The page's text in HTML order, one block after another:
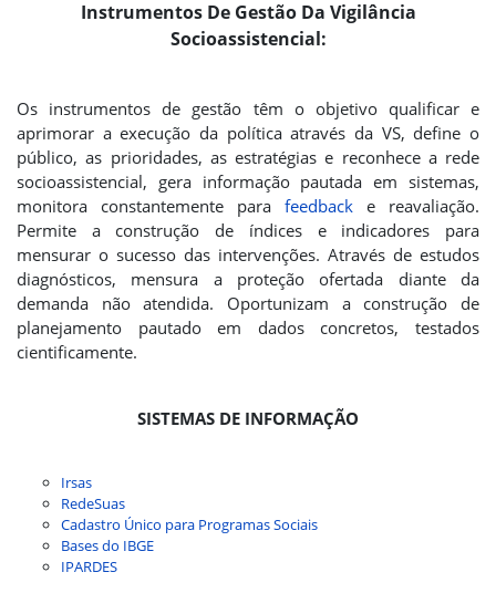
Instrumentos De Gestão Da Vigilância
Socioassistencial:
Os instrumentos de gestão têm o objetivo qualificar e
aprimorar a execução da política através da VS, define o
público, as prioridades, as estratégias e reconhece a rede
socioassistencial, gera informação pautada em sistemas,
monitora constantemente para feedback e reavaliação.
Permite a construção de índices e indicadores para
mensurar o sucesso das intervenções. Através de estudos
diagnósticos, mensura a proteção ofertada diante da
demanda não atendida. Oportunizam a construção de
planejamento pautado em dados concretos, testados
cientificamente.
SISTEMAS DE INFORMAÇÃO
Irsas
RedeSuas
Cadastro Único para Programas Sociais
Bases do IBGE
IPARDES